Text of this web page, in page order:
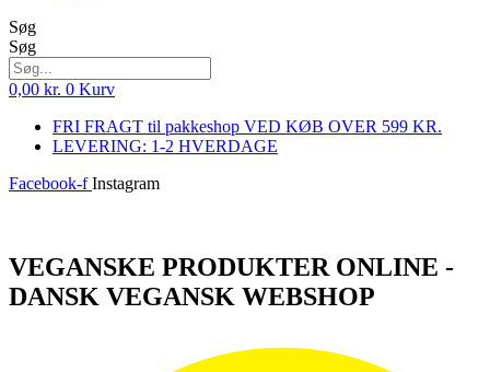
Søg
Søg
0,00 kr. 0 Kurv
FRI FRAGT til pakkeshop VED KØB OVER 599 KR.
LEVERING: 1-2 HVERDAGE
Facebook-f Instagram
VEGANSKE PRODUKTER ONLINE -
DANSK VEGANSK WEBSHOP